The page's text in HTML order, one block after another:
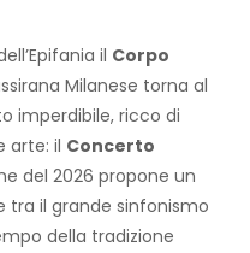
il Corpo
Milanese torna al
imperdibile, ricco di
arte: il Concerto
del 2026 propone un
il grande sinfonismo
della tradizione